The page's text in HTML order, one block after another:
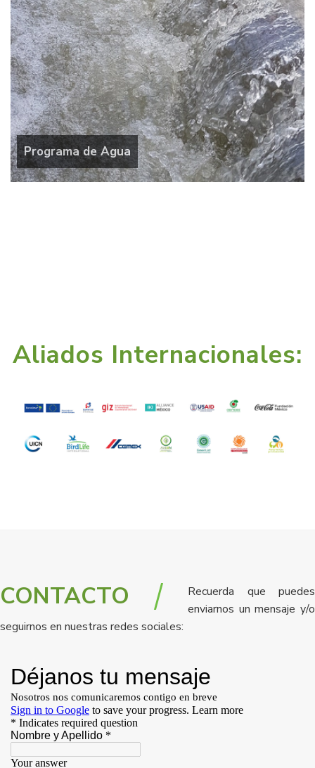
Programa de Agua
Aliados Internacionales:
CONTACTO
Recuerda que puedes
enviarnos un mensaje y/o
seguirnos en nuestras redes sociales: